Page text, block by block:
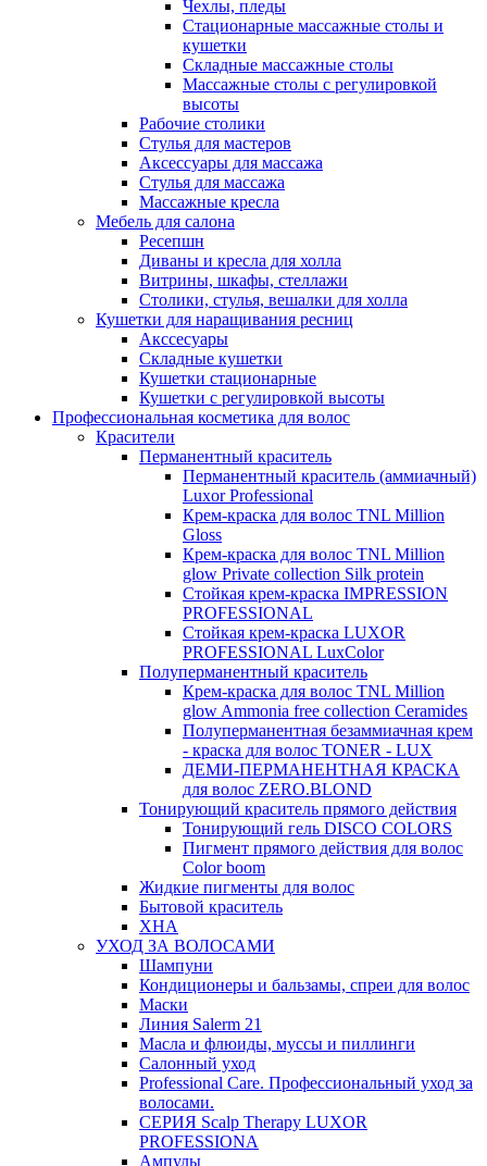
Чехлы, пледы
Стационарные массажные столы и
кушетки
Складные массажные столы
Массажные столы с регулировкой
высоты
Рабочие столики
Стулья для мастеров
Аксессуары для массажа
Стулья для массажа
Массажные кресла
Мебель для салона
Ресепшн
Диваны и кресла для холла
Витрины, шкафы, стеллажи
Столики, стулья, вешалки для холла
Кушетки для наращивания ресниц
Акссесуары
Складные кушетки
Кушетки стационарные
Кушетки с регулировкой высоты
Профессиональная косметика для волос
Красители
Перманентный краситель
Перманентный краситель (аммиачный)
Luxor Professional
Крем-краска для волос TNL Million
Gloss
Крем-краска для волос TNL Million
glow Private collection Silk protein
Стойкая крем-краска IMPRESSION
PROFESSIONAL
Стойкая крем-краска LUXOR
PROFESSIONAL LuxColor
Полуперманентный краситель
Крем-краска для волос TNL Million
glow Ammonia free collection Ceramides
Полуперманентная безаммиачная крем
- краска для волос TONER - LUX
ДЕМИ-ПЕРМАНЕНТНАЯ КРАСКА
для волос ZERO.BLOND
Тонирующий краситель прямого действия
Тонирующий гель DISCO COLORS
Пигмент прямого действия для волос
Color boom
Жидкие пигменты для волос
Бытовой краситель
ХНА
УХОД ЗА ВОЛОСАМИ
Шампуни
Кондиционеры и бальзамы, спреи для волос
Маски
Линия Salerm 21
Масла и флюиды, муссы и пиллинги
Салонный уход
Professional Care. Профессиональный уход за
волосами.
СЕРИЯ Scalp Therapy LUXOR
PROFESSIONA
Ампулы